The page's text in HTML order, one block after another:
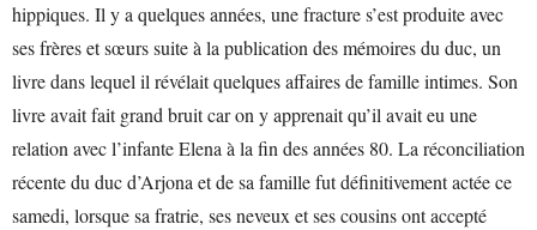
hippiques. Il y a quelques années, une fracture s’est produite avec
ses frères et sœurs suite à la publication des mémoires du duc, un
livre dans lequel il révélait quelques affaires de famille intimes. Son
livre avait fait grand bruit car on y apprenait qu’il avait eu une
relation avec l’infante Elena à la fin des années 80. La réconciliation
récente du duc d’Arjona et de sa famille fut définitivement actée ce
samedi, lorsque sa fratrie, ses neveux et ses cousins ont accepté